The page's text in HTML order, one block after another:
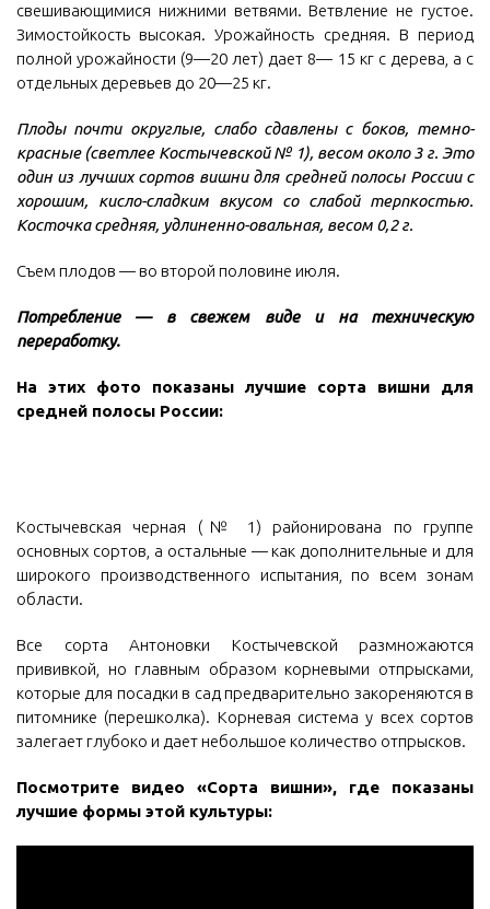
свешивающимися нижними ветвями. Ветвление не густое.
Зимостойкость высокая. Урожайность средняя. В период
полной урожайности (9—20 лет) дает 8— 15 кг с дерева, а с
отдельных деревьев до 20—25 кг.
Плоды почти округлые, слабо сдавлены с боков, темно-
красные (светлее Костычевской № 1), весом около 3 г. Это
один из лучших сортов вишни для средней полосы России с
хорошим, кисло-сладким вкусом со слабой терпкостью.
Косточка средняя, удлиненно-овальная, весом 0,2 г.
Съем плодов — во второй половине июля.
Потребление — в свежем виде и на техническую
переработку.
На этих фото показаны лучшие сорта вишни для
средней полосы России:
Костычевская черная (№ 1) районирована по группе
основных сортов, а остальные — как дополнительные и для
широкого производственного испытания, по всем зонам
области.
Все сорта Антоновки Костычевской размножаются
прививкой, но главным образом корневыми отпрысками,
которые для посадки в сад предварительно закореняются в
питомнике (перешколка). Корневая система у всех сортов
залегает глубоко и дает небольшое количество отпрысков.
Посмотрите видео «Сорта вишни», где показаны
лучшие формы этой культуры: